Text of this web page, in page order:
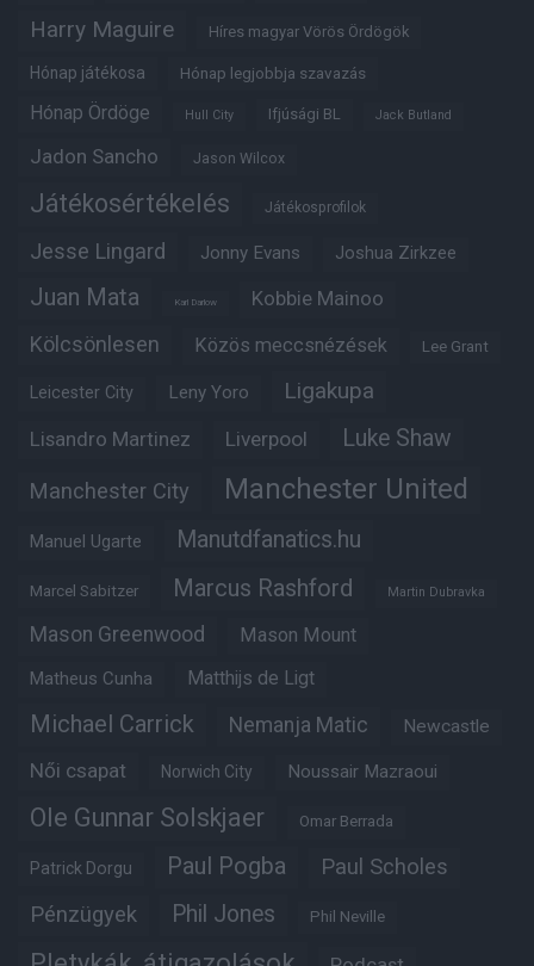
Harry Maguire Híres magyar Vörös Ördögök
Hónap játékosa Hónap legjobbja szavazás
Hónap Ördöge Hull City Ifjúsági BL Jack Butland
Jadon Sancho Jason Wilcox
Játékosértékelés Játékosprofilok
Jesse Lingard Jonny Evans Joshua Zirkzee
Juan Mata Karl Darlow Kobbie Mainoo
Kölcsönlesen Közös meccsnézések Lee Grant
Leicester City Leny Yoro Ligakupa
Lisandro Martinez Liverpool Luke Shaw
Manchester City Manchester United
Manuel Ugarte Manutdfanatics.hu
Marcel Sabitzer Marcus Rashford Martin Dubravka
Mason Greenwood Mason Mount
Matheus Cunha Matthijs de Ligt
Michael Carrick Nemanja Matic Newcastle
Női csapat Norwich City Noussair Mazraoui
Ole Gunnar Solskjaer Omar Berrada
Patrick Dorgu Paul Pogba Paul Scholes
Pénzügyek Phil Jones Phil Neville